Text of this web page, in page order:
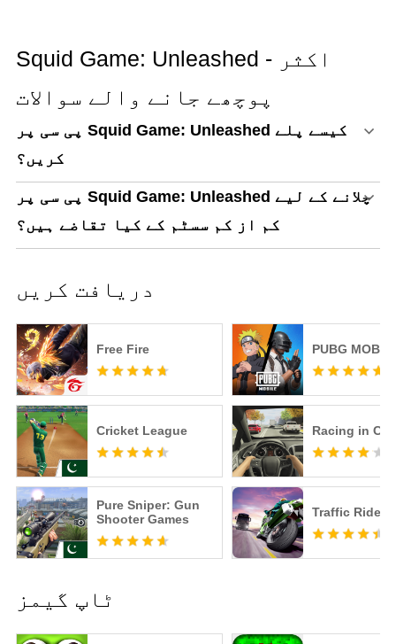
Squid Game: Unleashed - اکثر
پوچھے جانے والے سوالات
پی سی پر Squid Game: Unleashed کیسے پلے
کریں؟
پی سی پر Squid Game: Unleashed چلانے کے لیے
کم از کم سسٹم کے کیا تقاضے ہیں؟
دریافت کریں
Free Fire PUBG
Cricket League Racing in Car
Pure Sniper: Gun
Shooter Games
Traffic Rider
ٹاپ گیمز